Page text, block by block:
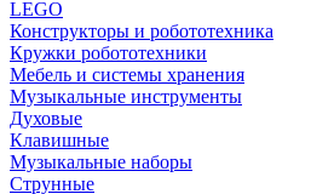
LEGO
Конструкторы и робототехника
Кружки робототехники
Мебель и системы хранения
Музыкальные инструменты
Духовые
Клавишные
Музыкальные наборы
Струнные